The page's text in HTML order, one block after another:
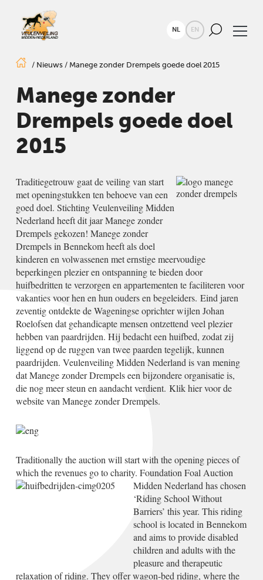
NL EN
/ Nieuws/ Manege zonder Drempels goede doel 2015
Manege zonder
Drempels goede doel
2015
Traditiegetrouw gaat de veiling van start
met openingstukken ten behoeve van een
goed doel. Stichting Veulenveiling Midden
Nederland heeft dit jaar Manege zonder
Drempels gekozen! Manege zonder
Drempels in Bennekom heeft als doel
kinderen en volwassenen met ernstige meervoudige
beperkingen plezier en ontspanning te bieden door
huifbedritten te verzorgen en appartementen te faciliteren voor
vakanties voor hen en hun ouders en begeleiders. Eind jaren
zeventig ontdekte de Wageningse oprichter wijlen Johan
Roelofsen dat gehandicapte mensen ontzettend veel plezier
hebben van paardrijden. Hij bedacht een huifbed, zodat zij
liggend op de ruggen van twee paarden tegelijk, kunnen
paardrijden. Veulenveiling Midden Nederland is van mening
dat Manege zonder Drempels een bijzondere organisatie is,
die nog meer steun en aandacht verdient. Klik hier voor de
website van Manege zonder Drempels.
Traditionally the auction will start with the opening pieces of
which the revenues go to charity. Foundation Foal Auction
Midden Nederland has chosen
‘Riding School Without
Barriers’ this year. This riding
school is located in Bennekom
and aims to provide disabled
children and adults with the
pleasure and therapeutic
relaxation of riding. They offer wagon-bed riding, where the